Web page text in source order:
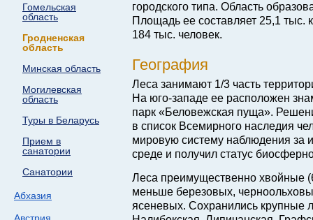
Гомельская
область
Гродненская
область
Минская область
Могилевская
область
Туры в Беларусь
Прием в
санатории
Санатории
Абхазия
городского типа. Область
Площадь ее составляет 25,1 тыс.
184 тыс. человек.
География
Леса занимают 1/3 часть
На юго-западе ее расположен
парк «Беловежская пуща».
в список Всемирного наследия
мировую систему наблюдения за
среде и получил статус
Леса преимущественно хвойные
меньше березовых,
ясеневых. Сохранились